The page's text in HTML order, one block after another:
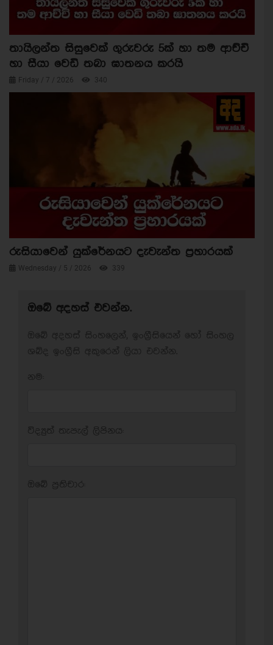
තායිලන්ත සිසුවෙක් ගුරුවරු 5ක් හා තම ආච්චි
හා සීයා වෙඩි තබා ඝාතනය කරයි
Friday / 7 / 2026 340
රුසියාවෙන් යුක්රේනයට දැවැන්ත ප්‍රහාරයක්
Wednesday / 5 / 2026 339
ඔබේ අදහස් එවන්න.